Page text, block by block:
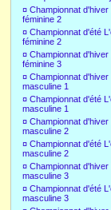
¤ Championnat d'hiver
féminine 2
¤ Championnat d'été
féminine 2
¤ Championnat d'hiver
féminine 3
¤ Championnat d'hiver
masculine 1
¤ Championnat d'été
masculine 1
¤ Championnat d'hiver
masculine 2
¤ Championnat d'été
masculine 2
¤ Championnat d'hiver
masculine 3
¤ Championnat d'été
masculine 3